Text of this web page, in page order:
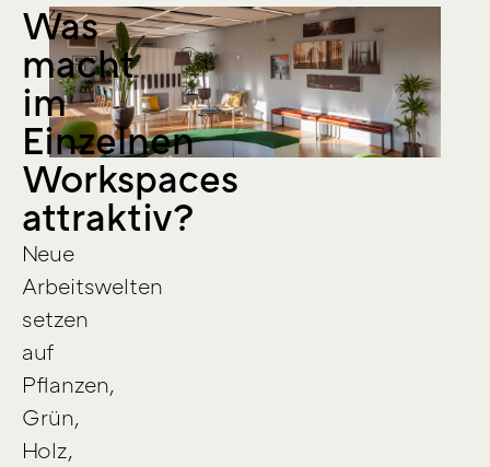
Was
macht
im
Einzelnen
Workspaces
attraktiv?
Neue
Arbeitswelten
setzen
auf
Pflanzen,
Grün,
Holz,